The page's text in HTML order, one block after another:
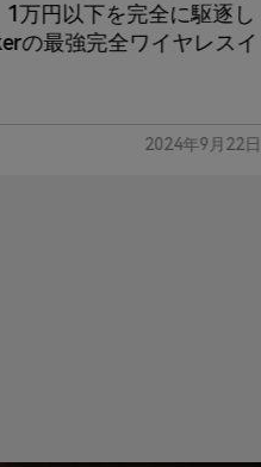
1万円以下を完全に駆逐し
の最強完全ワイヤレスイ
2024年9月22日